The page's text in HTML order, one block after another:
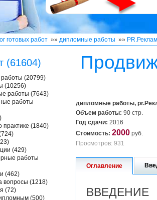
готовых работ »» дипломные работы »»
дипломные работы,
Объем работы: 90 стр.
Год сдачи: 2016
Стоимость: 2000 руб.
Просмотров: 931
Оглавление
ВВЕДЕНИЕ
(61604)
работы (20799)
(10256)
работы (7643)
работы
практике (1840)
(429)
работы
(462)
вопросы (1218)
(72)
(500)